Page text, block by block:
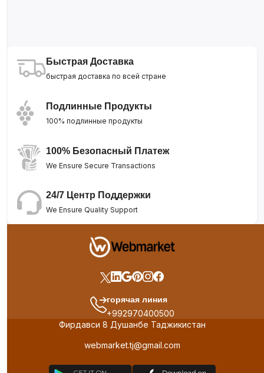
Быстрая Доставка
быстрая доставка по всей стране
Подлинные Продукты
100% подлинные продукты
100% Безопасный Платеж
We Ensure Secure Transactions
24/7 Центр Поддержки
We Ensure Quality Support
горячая линия
+992970400500
Фирдавси 8 Душанбе Таджикистан
webmarket.tj@gmail.com